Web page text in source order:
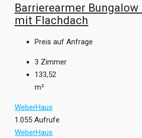
Barrierearmer
mit Flachdach
Preis auf Anfrage
3 Zimmer
133,52
m²
WeberHaus
1.055 Aufrufe
WeberHaus